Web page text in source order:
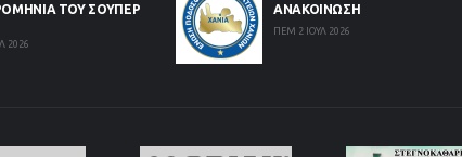
ΤΟΥ ΣΟΥΠΕΡ
2026
ΑΝΑΚΟΙΝΩΣΗ
ΠΕΜ 2 ΙΟΥΛ 2026